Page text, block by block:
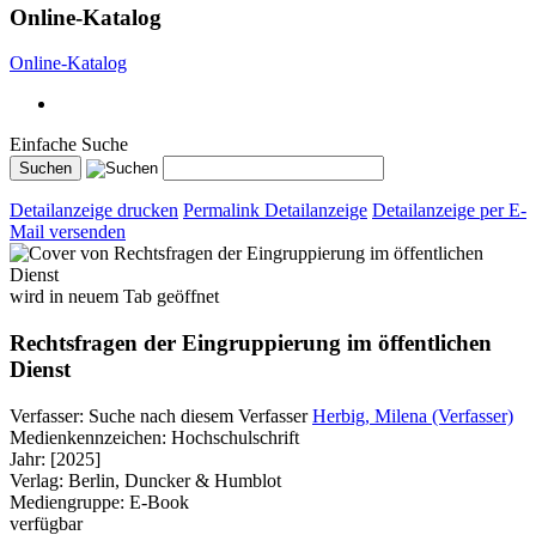
Online-Katalog
Online-Katalog
Einfache Suche
Detailanzeige drucken Permalink Detailanzeige Detailanzeige per E-
Mail versenden
wird in neuem Tab geöffnet
Rechtsfragen der Eingruppierung im öffentlichen
Dienst
Verfasser: Suche nach diesem Verfasser Herbig, Milena (Verfasser)
Medienkennzeichen: Hochschulschrift
Jahr: [2025]
Verlag: Berlin, Duncker & Humblot
Mediengruppe: E-Book
verfügbar